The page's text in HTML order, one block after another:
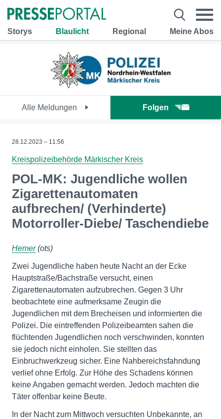
Storys Blaulicht Regional Meine Abos
Alle Meldungen Folgen
28.12.2023 – 11:56
Kreispolizeibehörde Märkischer Kreis
POL-MK: Jugendliche wollen
Zigarettenautomaten
aufbrechen/ (Verhinderte)
Motorroller-Diebe/ Taschendiebe
Hemer(ots)
Zwei Jugendliche haben heute Nacht an der Ecke
Hauptstraße/Bachstraße versucht, einen
Zigarettenautomaten aufzubrechen. Gegen 3 Uhr
beobachtete eine aufmerksame Zeugin die
Jugendlichen mit dem Brecheisen und informierten die
Polizei. Die eintreffenden Polizeibeamten sahen die
flüchtenden Jugendlichen noch verschwinden, konnten
sie jedoch nicht einholen. Sie stellten das
Einbruchwerkzeug sicher. Eine Nahbereichsfahndung
verlief ohne Erfolg. Zur Höhe des Schadens können
keine Angaben gemacht werden. Jedoch machten die
Täter offenbar keine Beute.
In der Nacht zum Mittwoch versuchten Unbekannte, an